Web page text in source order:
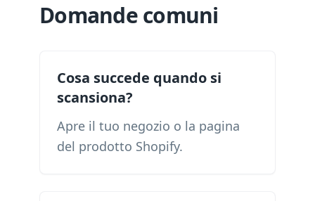
Domande comuni
Cosa succede quando si
scansiona?
Apre il tuo negozio o la pagina
del prodotto Shopify.